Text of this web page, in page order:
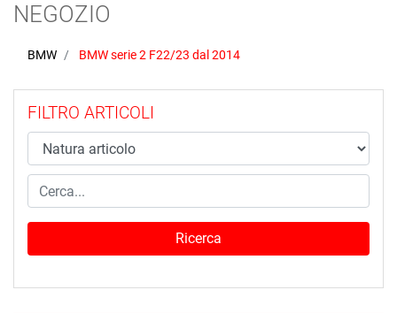
NEGOZIO
BMW BMW serie 2 F22/23 dal 2014
FILTRO ARTICOLI